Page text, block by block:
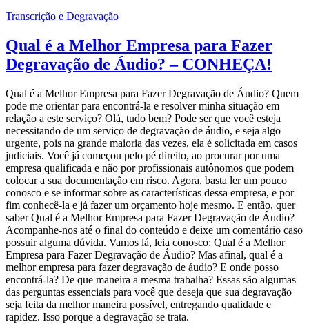
Transcrição e Degravação
Qual é a Melhor Empresa para Fazer
Degravação de Áudio? – CONHEÇA!
Qual é a Melhor Empresa para Fazer Degravação de Áudio? Quem
pode me orientar para encontrá-la e resolver minha situação em
relação a este serviço? Olá, tudo bem? Pode ser que você esteja
necessitando de um serviço de degravação de áudio, e seja algo
urgente, pois na grande maioria das vezes, ela é solicitada em casos
judiciais. Você já começou pelo pé direito, ao procurar por uma
empresa qualificada e não por profissionais autônomos que podem
colocar a sua documentação em risco. Agora, basta ler um pouco
conosco e se informar sobre as características dessa empresa, e por
fim conhecê-la e já fazer um orçamento hoje mesmo. E então, quer
saber Qual é a Melhor Empresa para Fazer Degravação de Áudio?
Acompanhe-nos até o final do conteúdo e deixe um comentário caso
possuir alguma dúvida. Vamos lá, leia conosco: Qual é a Melhor
Empresa para Fazer Degravação de Áudio? Mas afinal, qual é a
melhor empresa para fazer degravação de áudio? E onde posso
encontrá-la? De que maneira a mesma trabalha? Essas são algumas
das perguntas essenciais para você que deseja que sua degravação
seja feita da melhor maneira possível, entregando qualidade e
rapidez. Isso porque a degravação se trata.